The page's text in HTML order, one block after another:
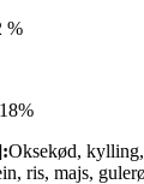
%
Oksekød, kylling,
ris, majs,